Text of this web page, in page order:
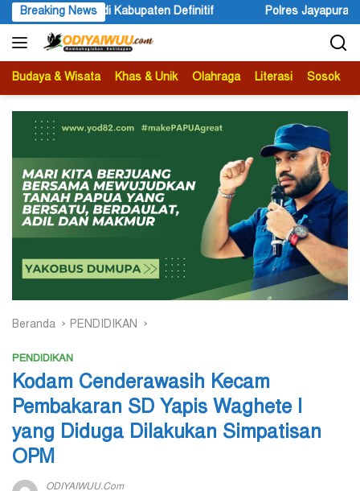
Langsung
ke
konten
Breaking News
Polres Jayapura Lakukan Penyelidikan Pasca Keracunan
Budaya & Wisata Khas & Unik Olahraga Literasi Sosok
Beranda PENDIDIKAN
PENDIDIKAN
Kodam Cenderawasih Kecam
Pembakaran SD Yapis Waghete I
yang Diduga Dilakukan Simpatisan
OPM
ODIYAIWUU.com